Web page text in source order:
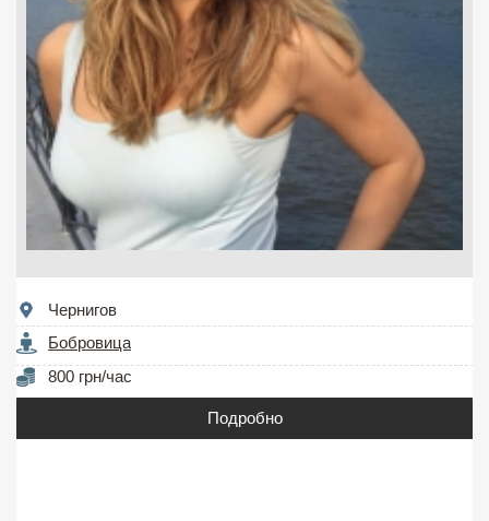
Чернигов
Бобровица
800 грн/час
Подробно